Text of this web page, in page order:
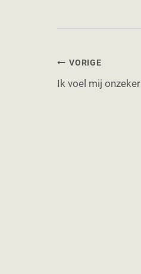
Bericht
VORIGE
Ik voel mij onzeker